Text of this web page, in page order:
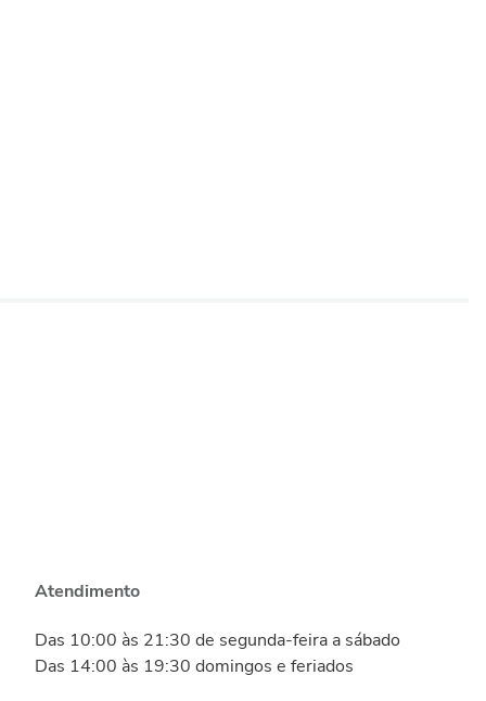
Atendimento
Das 10:00 às 21:30 de segunda-feira a sábado
Das 14:00 às 19:30 domingos e feriados